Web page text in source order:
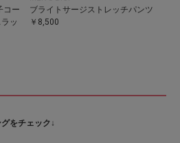
コー
ッ
ブライトサージストレッチパンツ
￥8,500
をチェック↓